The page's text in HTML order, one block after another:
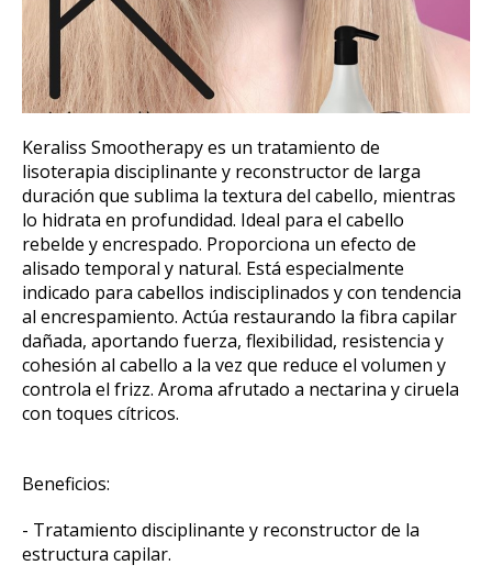
Keraliss Smootherapy es un tratamiento de
lisoterapia disciplinante y reconstructor de larga
duración que sublima la textura del cabello, mientras
lo hidrata en profundidad. Ideal para el cabello
rebelde y encrespado. Proporciona un efecto de
alisado temporal y natural. Está especialmente
indicado para cabellos indisciplinados y con tendencia
al encrespamiento. Actúa restaurando la fibra capilar
dañada, aportando fuerza, flexibilidad, resistencia y
cohesión al cabello a la vez que reduce el volumen y
controla el frizz. Aroma afrutado a nectarina y ciruela
con toques cítricos.
Beneficios:
- Tratamiento disciplinante y reconstructor de la
estructura capilar.